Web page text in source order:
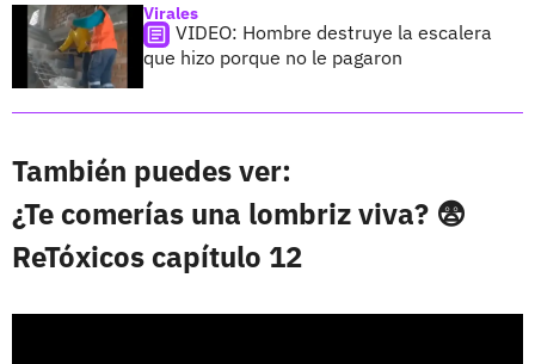
Virales
VIDEO: Hombre destruye la escalera
que hizo porque no le pagaron
También puedes ver:
¿Te comerías una lombriz viva? 😨
ReTóxicos capítulo 12